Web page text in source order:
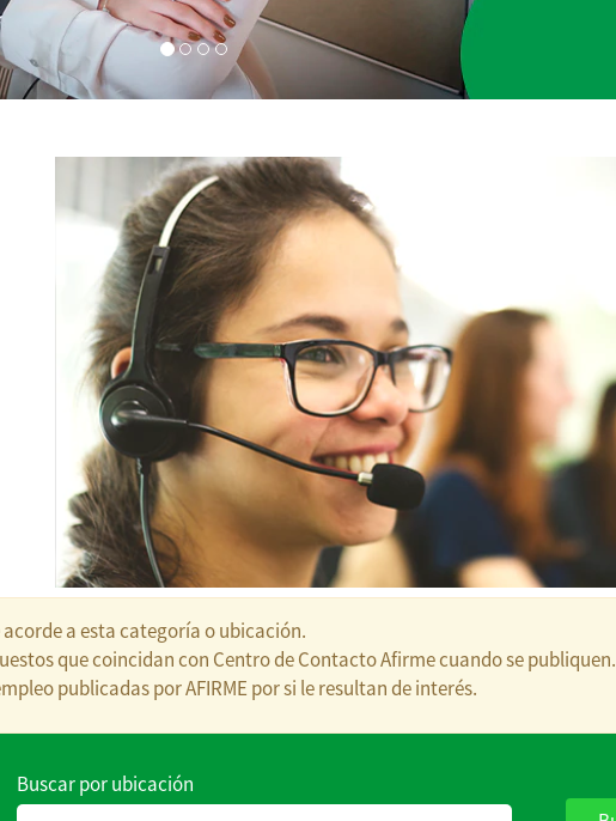
a esta categoría o ubicación.
que coincidan con Centro de Contacto Afirme cuando se publiquen.
publicadas por AFIRME por si le resultan de interés.
Buscar por ubicación